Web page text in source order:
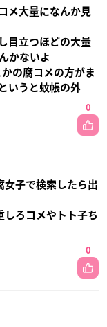
メ大量になんか見
目立つほどの大量
かないよ
の腐コメの方がま
いうと蚊帳の外
0
子で検索したら出
しろコメやトト子ち
0